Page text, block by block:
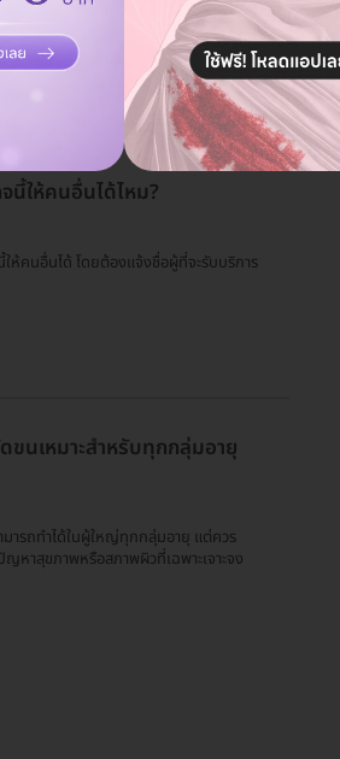
นี้ให้คนอื่นได้ไหม?
ห้คนอื่นได้ โดยต้องแจ้งชื่อผู้ที่จะรับบริการ
ดขนเหมาะสำหรับทุกกลุ่มอายุ
มารถทำได้ในผู้ใหญ่ทุกกลุ่มอายุ แต่ควร
าสุขภาพหรือสภาพผิวที่เฉพาะเจาะจง